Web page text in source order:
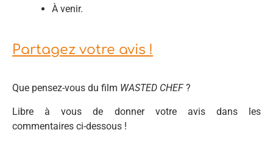
À venir.
Partagez votre avis !
Que pensez-vous du film WASTED CHEF?
Libre à vous de donner votre avis dans les
commentaires ci-dessous !